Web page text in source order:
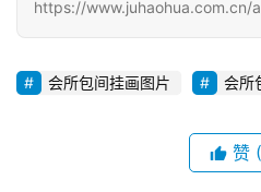
https://www.juhaohua.com.cn/
会所包间挂画图片 会所
赞